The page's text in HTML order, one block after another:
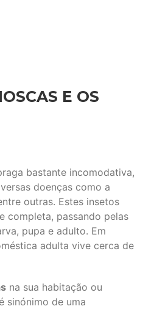
E OS
bastante incomodativa,
doenças como a
outras. Estes insetos
completa, passando pelas
pupa e adulto. Em
adulta vive cerca de
na sua habitação ou
sinónimo de uma